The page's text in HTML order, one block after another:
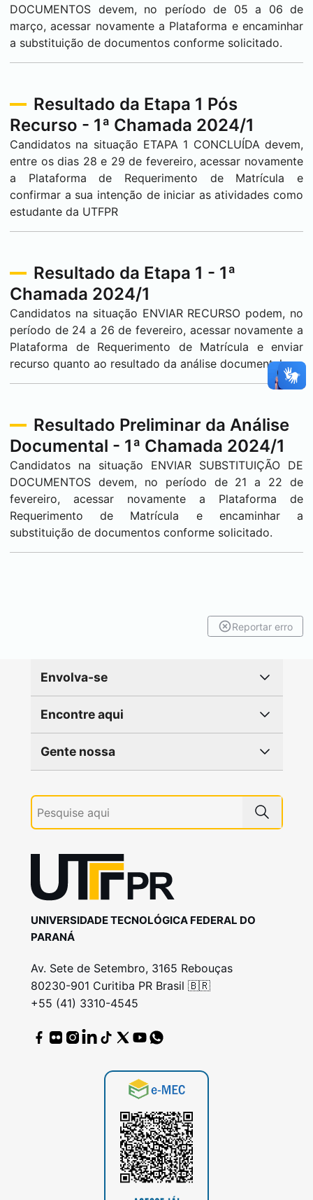
DOCUMENTOS devem, no período de 05 a 06 de
março, acessar novamente a Plataforma e encaminhar
a substituição de documentos conforme solicitado.
Resultado da Etapa 1 Pós
Recurso - 1ª Chamada 2024/1
Candidatos na situação ETAPA 1 CONCLUÍDA devem,
entre os dias 28 e 29 de fevereiro, acessar novamente
a Plataforma de Requerimento de Matrícula e
confirmar a sua intenção de iniciar as atividades como
estudante da UTFPR
Resultado da Etapa 1 - 1ª
Chamada 2024/1
Candidatos na situação ENVIAR RECURSO podem, no
período de 24 a 26 de fevereiro, acessar novamente a
Plataforma de Requerimento de Matrícula e enviar
recurso quanto ao resultado da análise documental
Resultado Preliminar da Análise
Documental - 1ª Chamada 2024/1
Candidatos na situação ENVIAR SUBSTITUIÇÃO DE
DOCUMENTOS devem, no período de 21 a 22 de
fevereiro, acessar novamente a Plataforma de
Requerimento de Matrícula e encaminhar a
substituição de documentos conforme solicitado.
Reportar erro
Envolva-se
Encontre aqui
Gente nossa
UNIVERSIDADE TECNOLÓGICA FEDERAL DO
PARANÁ
Av. Sete de Setembro, 3165 Rebouças
80230-901 Curitiba PR Brasil 🇧🇷
+55 (41) 3310-4545